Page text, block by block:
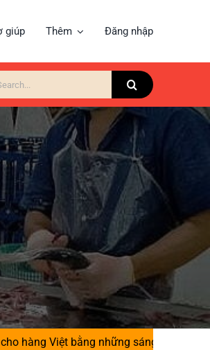
giúp Thêm Đăng nhập
bằng những sáng chế độc quyền